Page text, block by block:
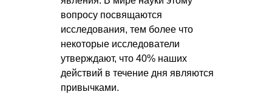
вопросу посвящаются
исследования, тем более что
некоторые исследователи
утверждают, что 40% наших
действий в течение дня являются
привычками.